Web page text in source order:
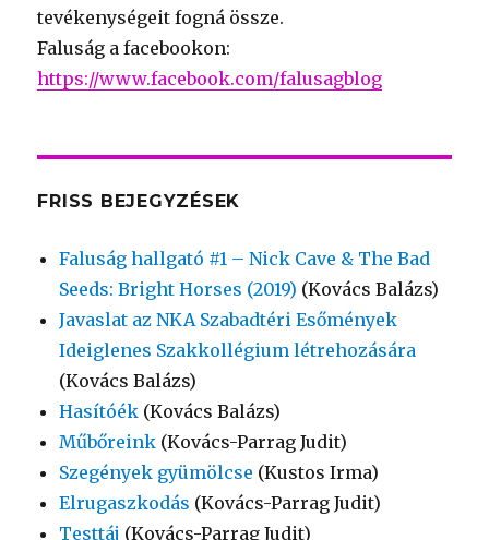
tevékenységeit fogná össze.
Faluság a facebookon:
https://www.facebook.com/falusagblog
FRISS BEJEGYZÉSEK
Faluság hallgató #1 – Nick Cave & The Bad
Seeds: Bright Horses (2019) (Kovács Balázs)
Javaslat az NKA Szabadtéri Esőmények
Ideiglenes Szakkollégium létrehozására
(Kovács Balázs)
Hasítóék (Kovács Balázs)
Műbőreink (Kovács-Parrag Judit)
Szegények gyümölcse (Kustos Irma)
Elrugaszkodás (Kovács-Parrag Judit)
Testtáj (Kovács-Parrag Judit)